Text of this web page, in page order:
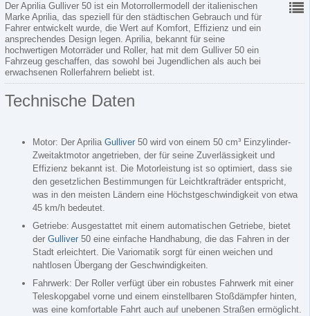
Der Aprilia Gulliver 50 ist ein Motorrollermodell der italienischen
Marke Aprilia, das speziell für den städtischen Gebrauch und für
Fahrer entwickelt wurde, die Wert auf Komfort, Effizienz und ein
ansprechendes Design legen. Aprilia, bekannt für seine
hochwertigen Motorräder und Roller, hat mit dem Gulliver 50 ein
Fahrzeug geschaffen, das sowohl bei Jugendlichen als auch bei
erwachsenen Rollerfahrern beliebt ist.
Technische Daten
Motor: Der Aprilia Gulliver 50 wird von einem 50 cm³ Einzylinder-
Zweitaktmotor angetrieben, der für seine Zuverlässigkeit und
Effizienz bekannt ist. Die Motorleistung ist so optimiert, dass sie
den gesetzlichen Bestimmungen für Leichtkrafträder entspricht,
was in den meisten Ländern eine Höchstgeschwindigkeit von etwa
45 km/h bedeutet.
Getriebe: Ausgestattet mit einem automatischen Getriebe, bietet
der Gulliver 50 eine einfache Handhabung, die das Fahren in der
Stadt erleichtert. Die Variomatik sorgt für einen weichen und
nahtlosen Übergang der Geschwindigkeiten.
Fahrwerk: Der Roller verfügt über ein robustes Fahrwerk mit einer
Teleskopgabel vorne und einem einstellbaren Stoßdämpfer hinten,
was eine komfortable Fahrt auch auf unebenen Straßen ermöglicht.